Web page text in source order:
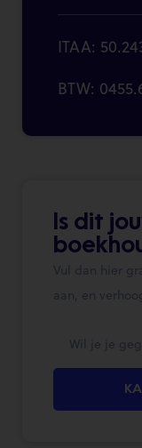
ITAA:
BTW:
Is dit
Vul dan hier
aan, en
Wil je je